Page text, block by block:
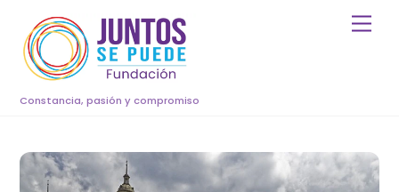
content
Constancia, pasión y compromiso